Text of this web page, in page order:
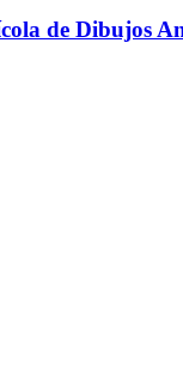
de Dibujos